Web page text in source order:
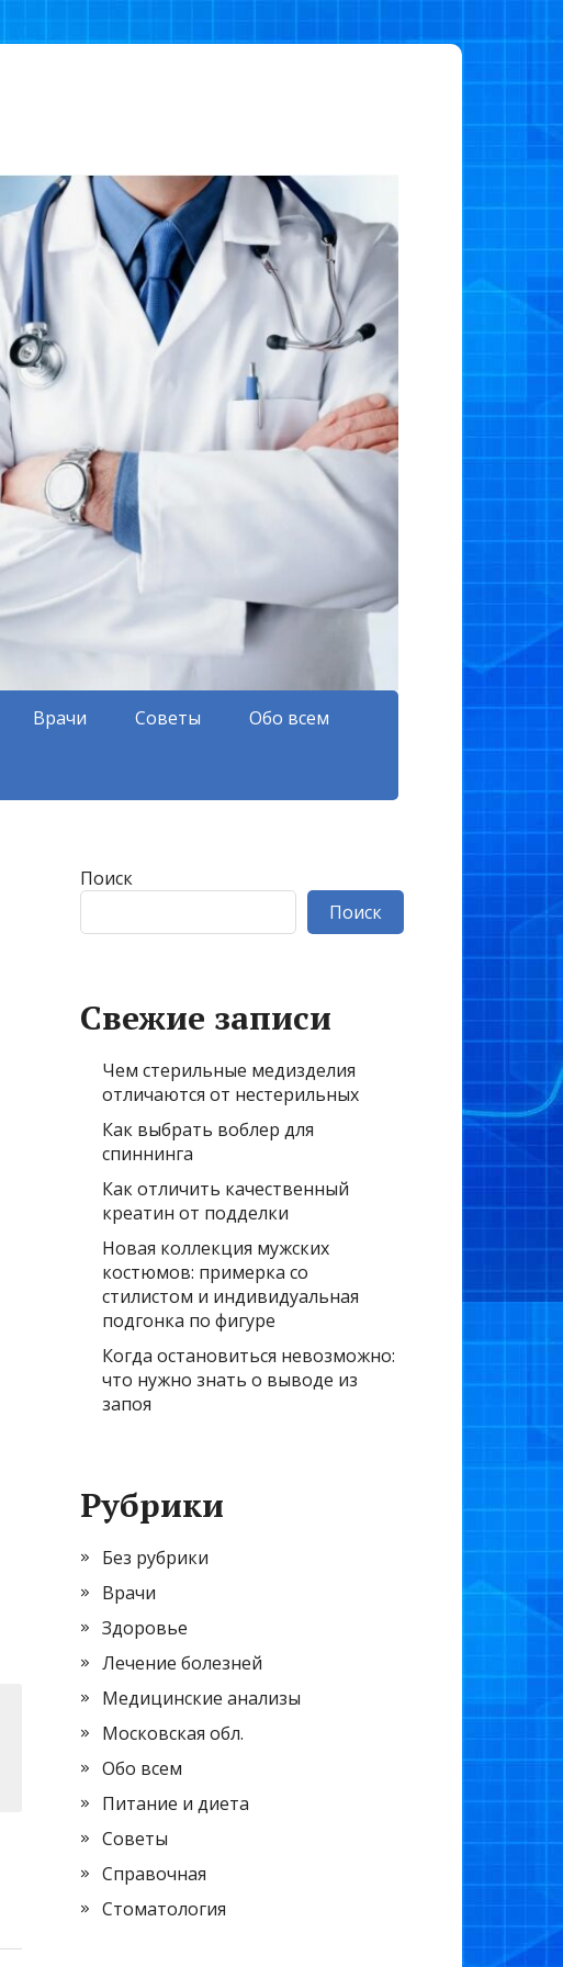
Врачи Советы Обо всем
Поиск
Поиск
Свежие записи
Чем стерильные медизделия
отличаются от нестерильных
Как выбрать воблер для
спиннинга
Как отличить качественный
креатин от подделки
Новая коллекция мужских
костюмов: примерка со
стилистом и индивидуальная
подгонка по фигуре
Когда остановиться невозможно:
что нужно знать о выводе из
запоя
Рубрики
Без рубрики
Врачи
Здоровье
Лечение болезней
Медицинские анализы
Московская обл.
Обо всем
Питание и диета
Советы
Справочная
Стоматология